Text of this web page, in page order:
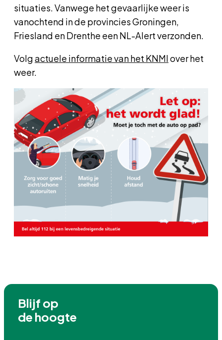
situaties. Vanwege het gevaarlijke weer is
vanochtend in de provincies Groningen,
Friesland en Drenthe een NL-Alert verzonden.
Volgactuele informatie van het KNMIover het
weer.
Blijf op
de hoogte